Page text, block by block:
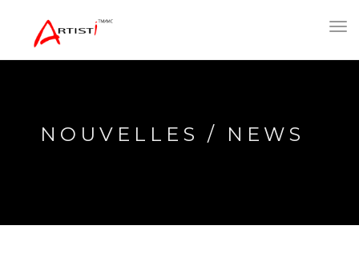
NOUVELLES / NEWS